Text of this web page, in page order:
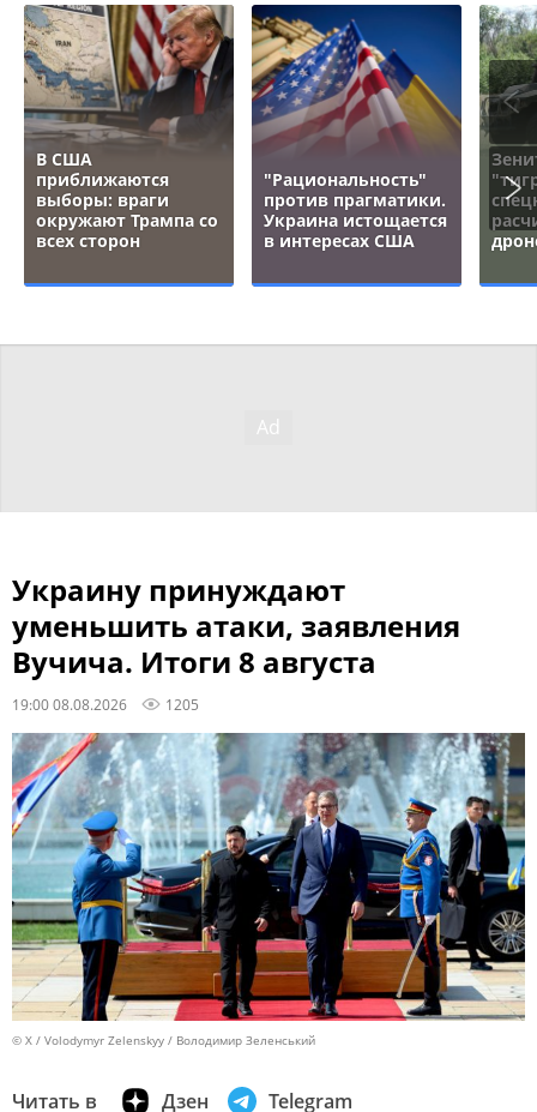
В США
приближаются
выборы: враги
окружают Трампа со
всех сторон
"Рациональность"
против прагматики.
Украина истощается
в интересах США
Украину принуждают
уменьшить атаки, заявления
Вучича. Итоги 8 августа
19:00 08.08.2026 1205
© X / Volodymyr Zelenskyy / Володимир Зеленський
Читать в Дзен Telegram